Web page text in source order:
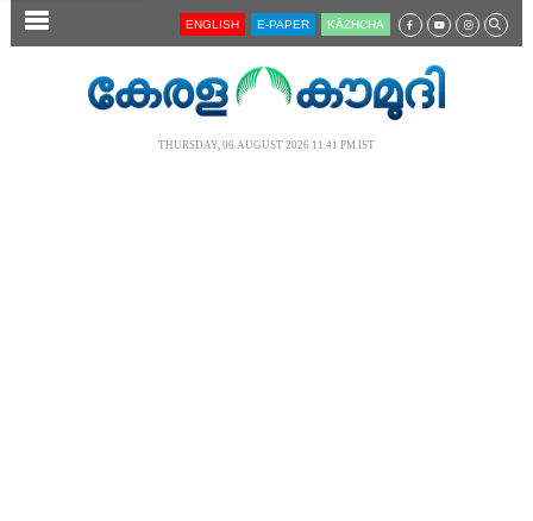
SECTIONS ENGLISH E-PAPER KĀZHCHA
THURSDAY, 06 AUGUST 2026 11.41 PM IST